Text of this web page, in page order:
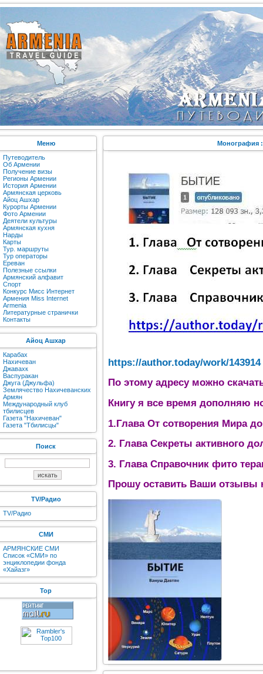
Меню
Путеводитель
Об Армении
Получение визы
Регионы Армении
История Армении
Армянская церковь
Айоц Ашхар
Курорты Армении
Фото Армении
Деятели культуры
Армянская кухня
Нарды
Карты
Тур. маршруты
Тур операторы
Ереван
Полезные ссылки
Армянский алфавит
Спорт
Конкурс Мисс Интернет
Армения Miss Internet
Armenia
Литературные странички
Контакты
Айоц Ашхар
Карабах
Нахичеван
Джавахк
Васпуракан
Джуга (Джульфа)
Землячество Нахичеванских
Армян
Международный клуб
тбилисцев
Газета "Нахичеван"
Газета "Тбилисцы"
Поиск
TV/Радио
TV/Радио
СМИ
АРМЯНСКИЕ СМИ
Список «СМИ» по
энциклопедии фонда
«Хайазг»
Top
Монография
https://author.today/work/143914
По этому адресу можно
Книгу я все время дополняю
1.Глава От сотворения Мира
2. Глава Секреты активного
3. Глава Справочник фито
Прошу оставить Ваши отзывы